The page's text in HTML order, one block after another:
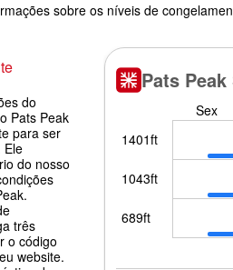
sobre os níveis de
do
Pats Peak
para ser
Ele
do nosso
três
o código
website.